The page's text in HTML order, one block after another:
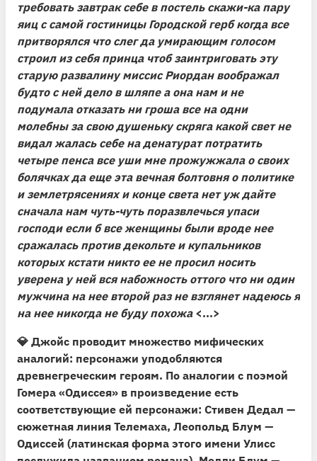
требовать завтрак себе в постель скажи-ка пару
яиц с самой гостиницы Городской герб когда все
притворялся что слег да умирающим голосом
строил из себя принца чтоб заинтриговать эту
старую развалину миссис Риордан воображал
будто с ней дело в шляпе а она нам и не
подумала отказать ни гроша все на одни
молебны за свою душеньку скряга какой свет не
видал жалась себе на денатурат потратить
четыре пенса все уши мне прожужжала о своих
болячках да еще эта вечная болтовня о политике
и землетрясениях и конце света нет уж дайте
сначала нам чуть-чуть поразвлечься упаси
господи если б все женщины были вроде нее
сражалась против декольте и купальников
которых кстати никто ее не просил носить
уверена у ней вся набожность оттого что ни один
мужчина на нее второй раз не взглянет надеюсь я
на нее никогда не буду похожа<...>
💎 Джойс проводит множество мифических
аналогий: персонажи уподобляются
древнегреческим героям. По аналогии с поэмой
Гомера «Одиссея» в произведение есть
соответствующие ей персонажи: Стивен Дедал —
сюжетная линия Телемаха, Леопольд Блум —
Одиссей (латинская форма этого имени Улисс